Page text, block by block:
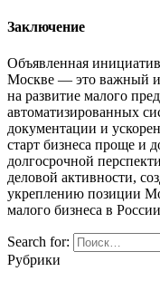
Заключение
Объявленная
Москве — это важный и
на развитие малого
автоматизированных
документации и
старт бизнеса проще и
долгосрочной
деловой активности,
укреплению позиции
малого бизнеса в
Search for:
Рубрики